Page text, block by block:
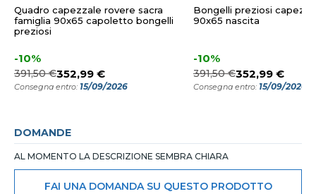
Quadro capezzale rovere sacra
famiglia 90x65 capoletto bongelli
preziosi
-10%
391,50 €352,99 €
Consegna entro: 15/09/2026
Bongelli preziosi
90x65 nascita
-10%
391,50 €352,99 €
Consegna entro: 15/09/2026
DOMANDE
AL MOMENTO LA DESCRIZIONE SEMBRA CHIARA
FAI UNA DOMANDA SU QUESTO PRODOTTO